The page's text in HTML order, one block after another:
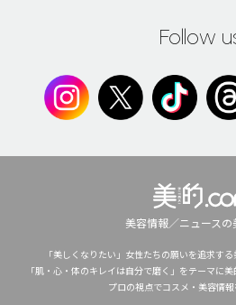
Follow
美容情報／ニュース
「美しくなりたい」女性たちの願いを追求す
「肌・心・体のキレイは自分で磨く」をテーマに
プロの視点でコスメ・美容情報